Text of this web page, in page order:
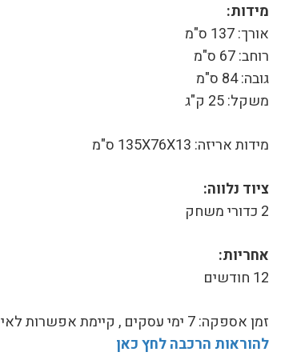
מידות:
אורך: 137 ס"מ
רוחב: 67 ס"מ
גובה: 84 ס"מ
משקל: 25 ק"ג
מידות אריזה: 135X76X13 ס"מ
ציוד נלווה:
2 כדורי משחק
אחריות:
12 חודשים
זמן אספקה: 7 ימי עסקים , קיימת אפשרות לאיסוף עצמי
להוראות הרכבה לחץ כאן